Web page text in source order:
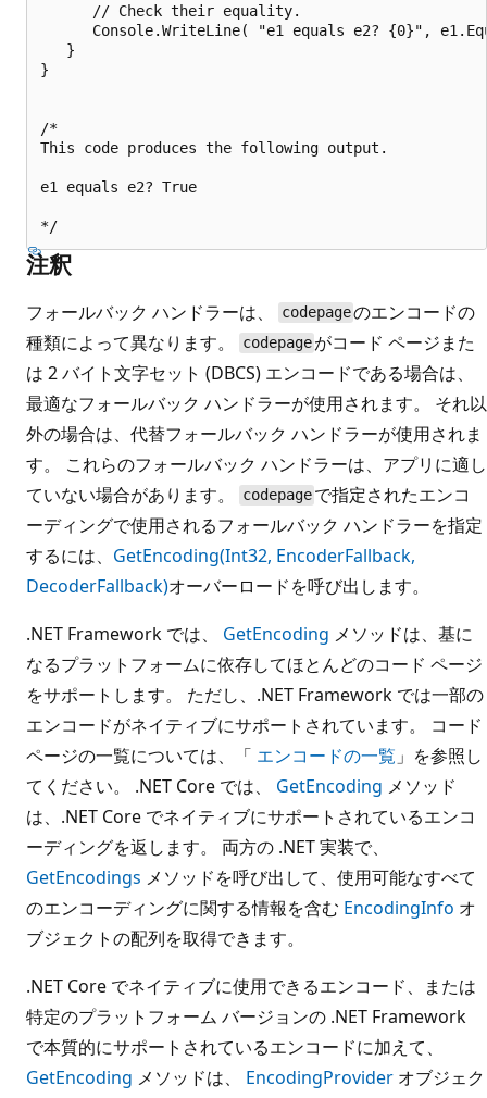
      // Check their equality.
Console.WriteLine( "e1 equals e2? {0}",
   }
}
/*
This code produces the following output.
e1 equals e2? True
注釈
フォールバック ハンドラーは、 codepageのエンコードの
種類によって異なります。
codepage がコード ページまた
は 2 バイト文字セット (DBCS) エンコードである場合は、
最適なフォールバック ハンドラーが使用されます。 それ以
外の場合は、代替フォールバック ハンドラーが使用されま
す。 これらのフォールバック ハンドラーは、アプリに適し
ていない場合があります。
codepage で指定されたエンコ
ーディングで使用されるフォールバック ハンドラーを指定
するには、 GetEncoding(Int32, EncoderFallback,
DecoderFallback)オーバーロードを呼び出します。
.NET Framework では、 GetEncoding メソッドは、基に
なるプラットフォームに依存してほとんどのコード ページ
をサポートします。 ただし、.NET Framework では一部の
エンコードがネイティブにサポートされています。 コード
ページの一覧については、「 エンコードの一覧 」を参照し
てください。 .NET Core では、 GetEncoding メソッド
は、.NET Core でネイティブにサポートされているエンコ
ーディングを返します。 両方の .NET 実装で、
GetEncodings メソッドを呼び出して、使用可能なすべて
のエンコーディングに関する情報を含む EncodingInfo オ
ブジェクトの配列を取得できます。
.NET Core でネイティブに使用できるエンコード、または
特定のプラットフォーム バージョンの .NET Framework
で本質的にサポートされているエンコードに加えて、
GetEncoding メソッドは、 EncodingProvider オブジェク